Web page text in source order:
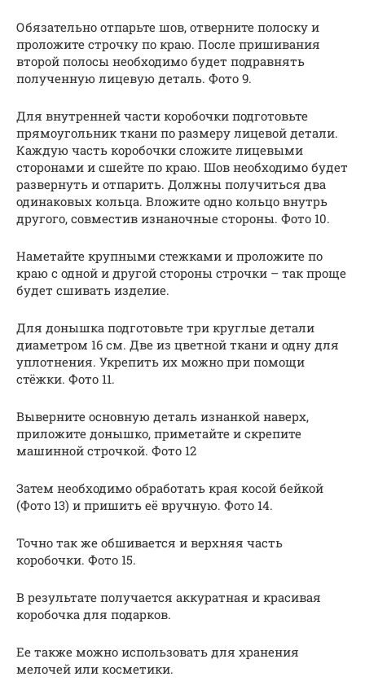
Обязательно отпарьте шов, отверните полоску и
проложите строчку по краю. После пришивания
второй полосы необходимо будет подравнять
полученную лицевую деталь. Фото 9.
Для внутренней части коробочки подготовьте
прямоугольник ткани по размеру лицевой детали.
Каждую часть коробочки сложите лицевыми
сторонами и сшейте по краю. Шов необходимо будет
развернуть и отпарить. Должны получиться два
одинаковых кольца. Вложите одно кольцо внутрь
другого, совместив изнаночные стороны. Фото 10.
Наметайте крупными стежками и проложите по
краю с одной и другой стороны строчки – так проще
будет сшивать изделие.
Для донышка подготовьте три круглые детали
диаметром 16 см. Две из цветной ткани и одну для
уплотнения. Укрепить их можно при помощи
стёжки. Фото 11.
Выверните основную деталь изнанкой наверх,
приложите донышко, приметайте и скрепите
машинной строчкой. Фото 12
Затем необходимо обработать края косой бейкой
(Фото 13) и пришить её вручную. Фото 14.
Точно так же обшивается и верхняя часть
коробочки. Фото 15.
В результате получается аккуратная и красивая
коробочка для подарков.
Ее также можно использовать для хранения
мелочей или косметики.